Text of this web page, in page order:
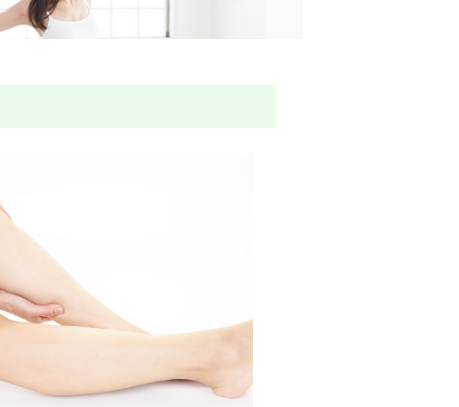
> 協和発酵バイオの歴史・功績
> 自然の恵み「発酵」
アミノ酸と関連が深い健康成分